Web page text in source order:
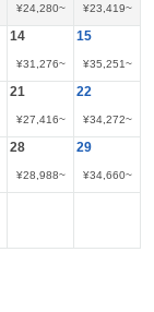
¥24,280~ ¥23,419~
14
¥31,276~
15
¥35,251~
21
¥27,416~
22
¥34,272~
28
¥28,988~
29
¥34,660~